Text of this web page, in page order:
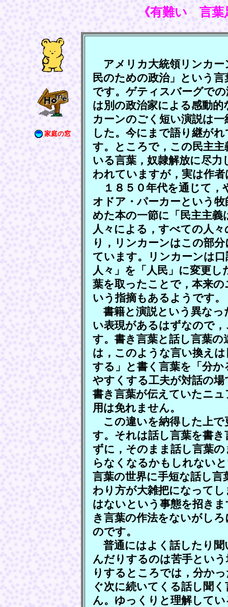
《有難い 言葉
家庭の窓
アメリカ大統領リンカー
民のための政治」という
です。ゲティスバーグで
は別の政治家による感動
カーンのごく短い演説は
した。今にまで語り継が
す。ところで，この民主
いる言葉，奴隷解放に尽
われていますが，実は作
１８５０年代を通じて，
オドア・パーカーという
めた本の一節に「民主主
人々による，すべての人
り，リンカーンはこの部
ています。リンカーンは
人々」を「人民」に変更
葉を取ったことで，本来
いう指摘もあるようです。
書籍と演説という異なっ
い表現があるはずなので
す。書き言葉と話し言葉
は，このような言い換え
する」と書く言葉を「分
やすくする工夫が対話の
書き言葉が伝えていたニ
用は免れません。
この違いを納得した上で
す。それは話し言葉を書
ずに，そのまま話し言葉
らなくなるかもしれない
言葉の世界に手短な話し
わり方が大雑把になって
はないという事態を招き
き言葉の作法をないがし
のです。
普通にはよく話したり聞
んだりするのは苦手とい
りするところでは，分か
ぐ次に続いてくる話し聞
ん。ゆっくりと理解して